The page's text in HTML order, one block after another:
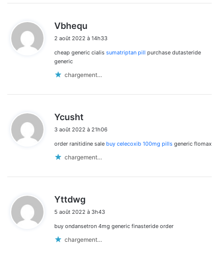
Vbhequ
t
2 août 2022 à 14h33
cheap generic cialis sumatriptan pill purchase dutasteride
generic
chargement…
Ycusht
t
3 août 2022 à 21h06
order ranitidine sale buy celecoxib 100mg pills generic flomax
chargement…
Yttdwg
t
5 août 2022 à 3h43
buy ondansetron 4mg generic finasteride order
chargement…